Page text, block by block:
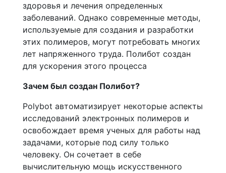
здоровья и лечения определенных
заболеваний. Однако современные методы,
используемые для создания и разработки
этих полимеров, могут потребовать многих
лет напряженного труда. Полибот создан
для ускорения этого процесса
Зачем был создан Полибот?
Polybot автоматизирует некоторые аспекты
исследований электронных полимеров и
освобождает время ученых для работы над
задачами, которые под силу только
человеку. Он сочетает в себе
вычислительную мощь искусственного